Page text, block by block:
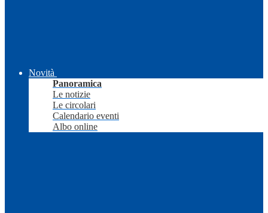
Novità
Panoramica
Le notizie
Le circolari
Calendario eventi
Albo online